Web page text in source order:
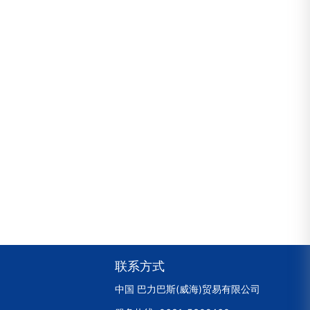
联系方式
中国 巴力巴斯(威海)贸易有限公司